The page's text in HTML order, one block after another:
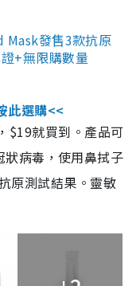
Mask發售3款抗原
+無限購數量
此選購<<
$19就買到。產品可
病毒，使用鼻拭子
原測試結果。靈敏